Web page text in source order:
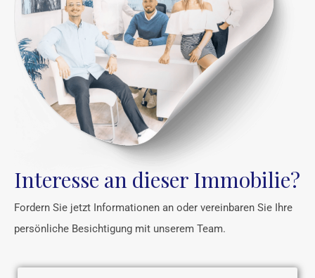
Interesse an dieser Immobilie?
Fordern Sie jetzt Informationen an oder vereinbaren Sie Ihre
persönliche Besichtigung mit unserem Team.